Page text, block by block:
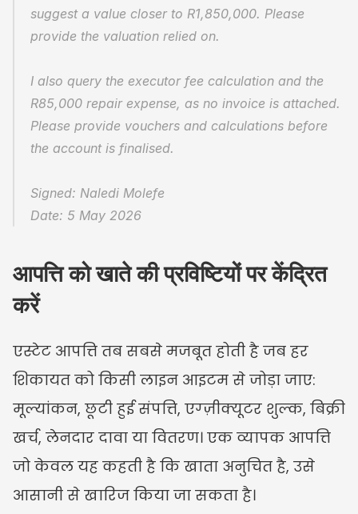
suggest a value closer to R1,850,000. Please
provide the valuation relied on.
I also query the executor fee calculation and the
R85,000 repair expense, as no invoice is attached.
Please provide vouchers and calculations before
the account is finalised.
Signed: Naledi Molefe
Date: 5 May 2026
आपत्ति को खाते की प्रविष्टियों पर केंद्रित
करें
एस्टेट आपत्ति तब सबसे मजबूत होती है जब हर
शिकायत को किसी लाइन आइटम से जोड़ा जाए:
मूल्यांकन, छूटी हुई संपत्ति, एग्ज़ीक्यूटर शुल्क, बिक्री
खर्च, लेनदार दावा या वितरण। एक व्यापक आपत्ति
जो केवल यह कहती है कि खाता अनुचित है, उसे
आसानी से खारिज किया जा सकता है।